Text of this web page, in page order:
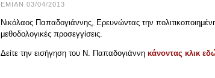
EMIAN 03/04/2013
Νικόλαος Παπαδογιάννης, Ερευνώντας την
μεθοδολογικές προσεγγίσεις.
Δείτε την εισήγηση του Ν. Παπαδογιάννη κάνοντας κλικ